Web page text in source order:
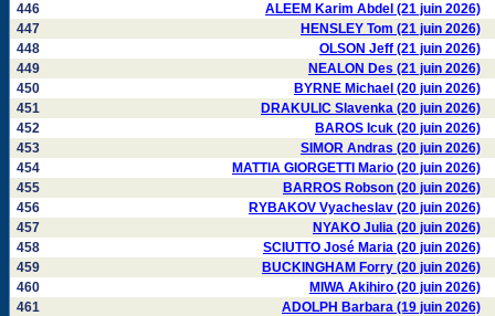
446
ALEEM Karim Abdel (21 juin 2026)
447
HENSLEY Tom (21 juin 2026)
448
OLSON Jeff (21 juin 2026)
449
NEALON Des (21 juin 2026)
450
BYRNE Michael (20 juin 2026)
451
DRAKULIC Slavenka (20 juin 2026)
452
BAROS Icuk (20 juin 2026)
453
SIMOR Andras (20 juin 2026)
454
MATTIA GIORGETTI Mario (20 juin 2026)
455
BARROS Robson (20 juin 2026)
456
RYBAKOV Vyacheslav (20 juin 2026)
457
NYAKO Julia (20 juin 2026)
458
SCIUTTO José Maria (20 juin 2026)
459
BUCKINGHAM Forry (20 juin 2026)
460
MIWA Akihiro (20 juin 2026)
461
ADOLPH Barbara (19 juin 2026)